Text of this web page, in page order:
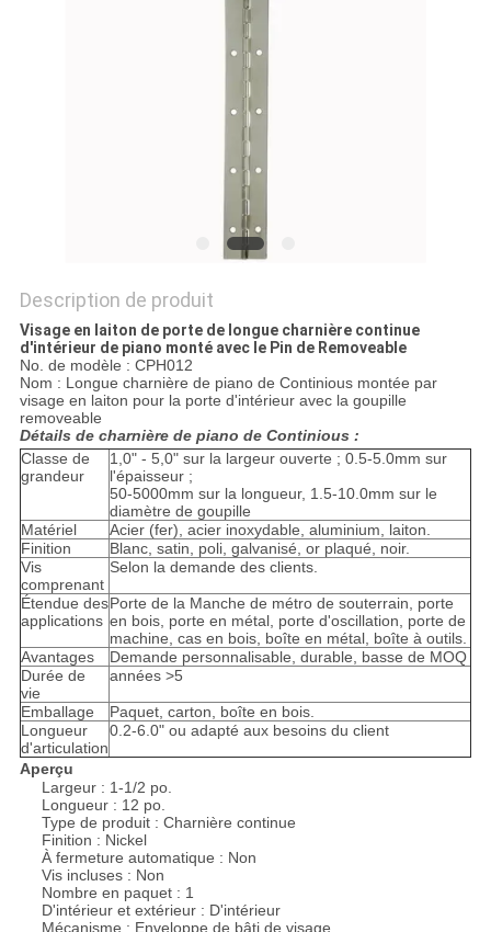
Description de produit
Visage en laiton de porte de longue charnière continue
d'intérieur de piano monté avec le Pin de Removeable
No. de modèle : CPH012
Nom : Longue charnière de piano de Continious montée par
visage en laiton pour la porte d'intérieur avec la goupille
removeable
Détails de charnière de piano de Continious :
Classe de
grandeur
1,0" - 5,0" sur la largeur ouverte ; 0.5-5.0mm sur
l'épaisseur ;
50-5000mm sur la longueur, 1.5-10.0mm sur le
diamètre de goupille
Matériel
Acier (fer), acier inoxydable, aluminium, laiton.
Finition
Blanc, satin, poli, galvanisé, or plaqué, noir.
Vis
comprenant
Selon la demande des clients.
Étendue des
applications
Porte de la Manche de métro de souterrain, porte
en bois, porte en métal, porte d'oscillation, porte de
machine, cas en bois, boîte en métal, boîte à outils.
Avantages
Demande personnalisable, durable, basse de MOQ
Durée de
vie
années >5
Emballage
Paquet, carton, boîte en bois.
Longueur
d'articulation
0.2-6.0" ou adapté aux besoins du client
Aperçu
Largeur : 1-1/2 po.
Longueur : 12 po.
Type de produit : Charnière continue
Finition : Nickel
À fermeture automatique : Non
Vis incluses : Non
Nombre en paquet : 1
D'intérieur et extérieur : D'intérieur
Mécanisme : Enveloppe de bâti de visage